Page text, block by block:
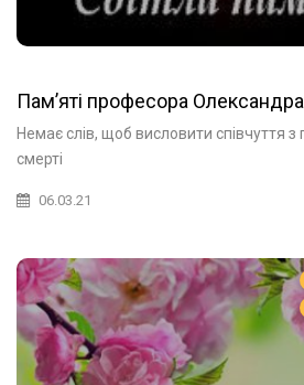
Пам’яті професора
Немає слів, щоб висловити співчуття з
смерті
06.03.21